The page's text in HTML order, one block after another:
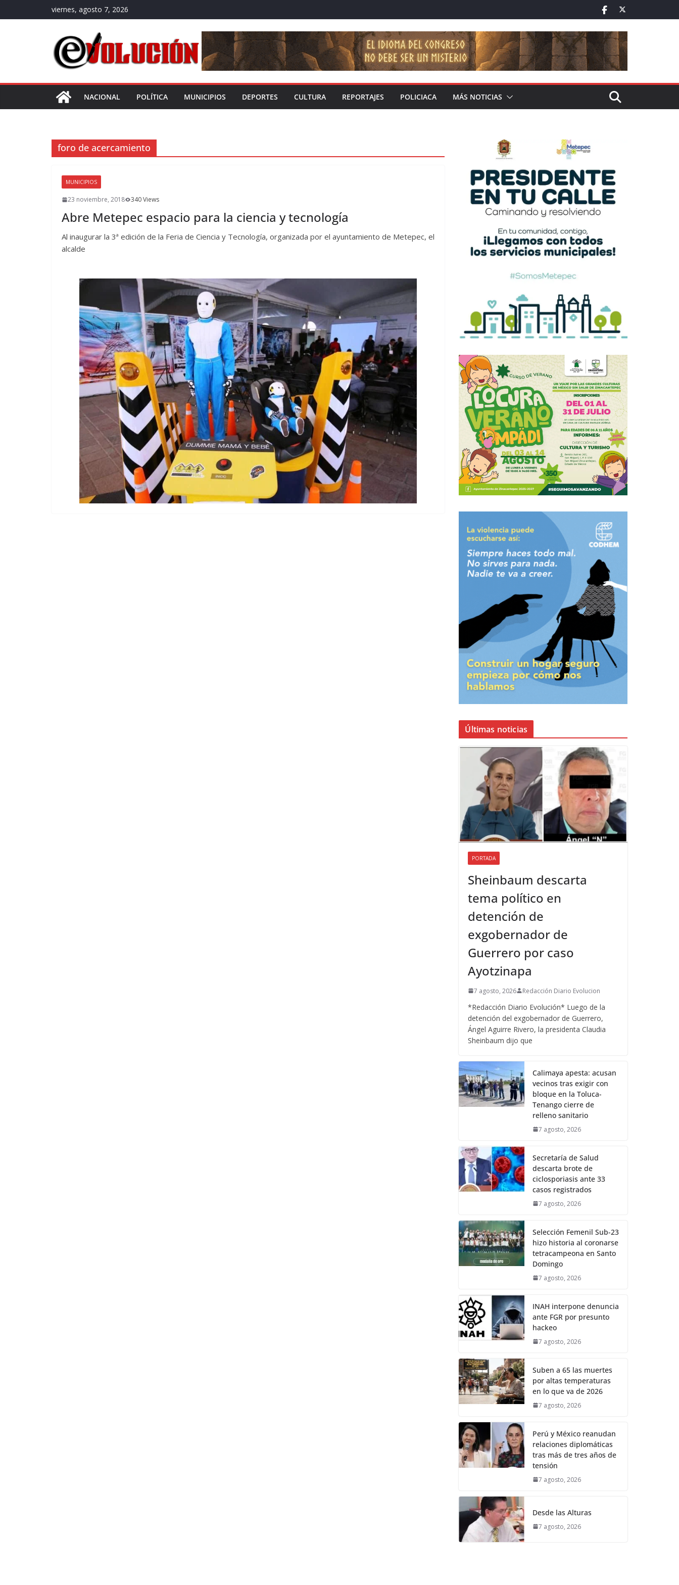
al
viernes, agosto 7, 2026
NACIONAL POLÍTICA MUNICIPIOS DEPORTES CULTURA REPORTAJES POLICIACA MÁS NOTICIAS
foro de acercamiento
MUNICIPIOS
23 noviembre, 2018 340 Views
Abre Metepec espacio para la ciencia y tecnología
Al inaugurar la 3ª edición de la Feria de Ciencia y Tecnología, organizada por el ayuntamiento de Metepec, el
alcalde
Últimas noticias
PORTADA
Sheinbaum descarta
tema político en
detención de
exgobernador de
Guerrero por caso
Ayotzinapa
7 agosto, 2026 Redacción Diario Evolucion
*Redacción Diario Evolución* Luego de la
detención del exgobernador de Guerrero,
Ángel Aguirre Rivero, la presidenta Claudia
Sheinbaum dijo que
Calimaya apesta: acusan
vecinos tras exigir con
bloque en la Toluca-
Tenango cierre de
relleno sanitario
7 agosto, 2026
Secretaría de Salud
descarta brote de
ciclosporiasis ante 33
casos registrados
7 agosto, 2026
Selección Femenil Sub-23
hizo historia al coronarse
tetracampeona en Santo
Domingo
7 agosto, 2026
INAH interpone denuncia
ante FGR por presunto
hackeo
7 agosto, 2026
Suben a 65 las muertes
por altas temperaturas
en lo que va de 2026
7 agosto, 2026
Perú y México reanudan
relaciones diplomáticas
tras más de tres años de
tensión
7 agosto, 2026
Desde las Alturas
7 agosto, 2026